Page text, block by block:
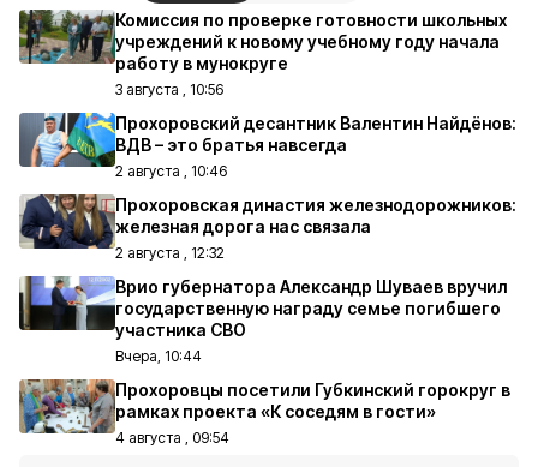
Комиссия по проверке готовности школьных
учреждений к новому учебному году начала
работу в мунокруге
3 августа , 10:56
Прохоровский десантник Валентин Найдёнов:
ВДВ – это братья навсегда
2 августа , 10:46
Прохоровская династия железнодорожников:
железная дорога нас связала
2 августа , 12:32
Врио губернатора Александр Шуваев вручил
государственную награду семье погибшего
участника СВО
Вчера, 10:44
Прохоровцы посетили Губкинский горокруг в
рамках проекта «К соседям в гости»
4 августа , 09:54